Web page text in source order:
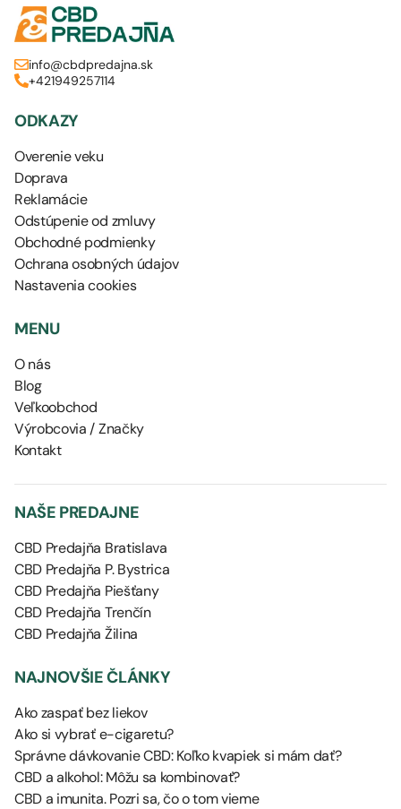
info@cbdpredajna.sk
+421949257114
ODKAZY
Overenie veku
Doprava
Reklamácie
Odstúpenie od zmluvy
Obchodné podmienky
Ochrana osobných údajov
Nastavenia cookies
MENU
O nás
Blog
Veľkoobchod
Výrobcovia / Značky
Kontakt
NAŠE PREDAJNE
CBD Predajňa Bratislava
CBD Predajňa P. Bystrica
CBD Predajňa Piešťany
CBD Predajňa Trenčín
CBD Predajňa Žilina
NAJNOVŠIE ČLÁNKY
Ako zaspať bez liekov
Ako si vybrať e-cigaretu?
Správne dávkovanie CBD: Koľko kvapiek si mám dať?
CBD a alkohol: Môžu sa kombinovať?
CBD a imunita. Pozri sa, čo o tom vieme